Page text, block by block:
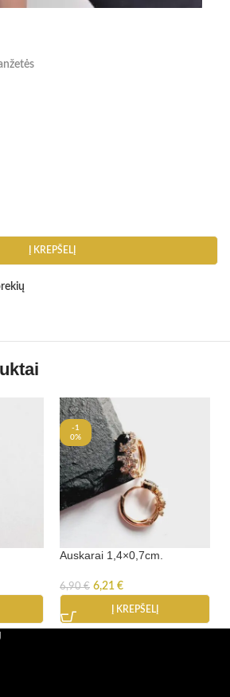
Į KREPŠELĮ
-1
0%
Auskarai 1,4×0,7cm.
6,90€ 6,21 €
Į KREPŠELĮ